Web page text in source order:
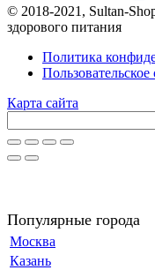
© 2018-2021, Sultan-
здорового питания
Политика
Карта сайта
Популярные города
Москва
Казань